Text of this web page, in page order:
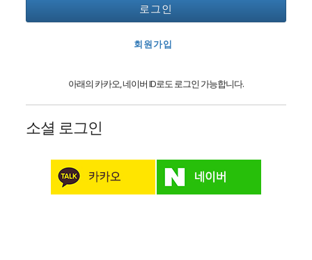
로그인
회원가입
아래의 카카오, 네이버 ID로도 로그인 가능합니다.
소셜 로그인